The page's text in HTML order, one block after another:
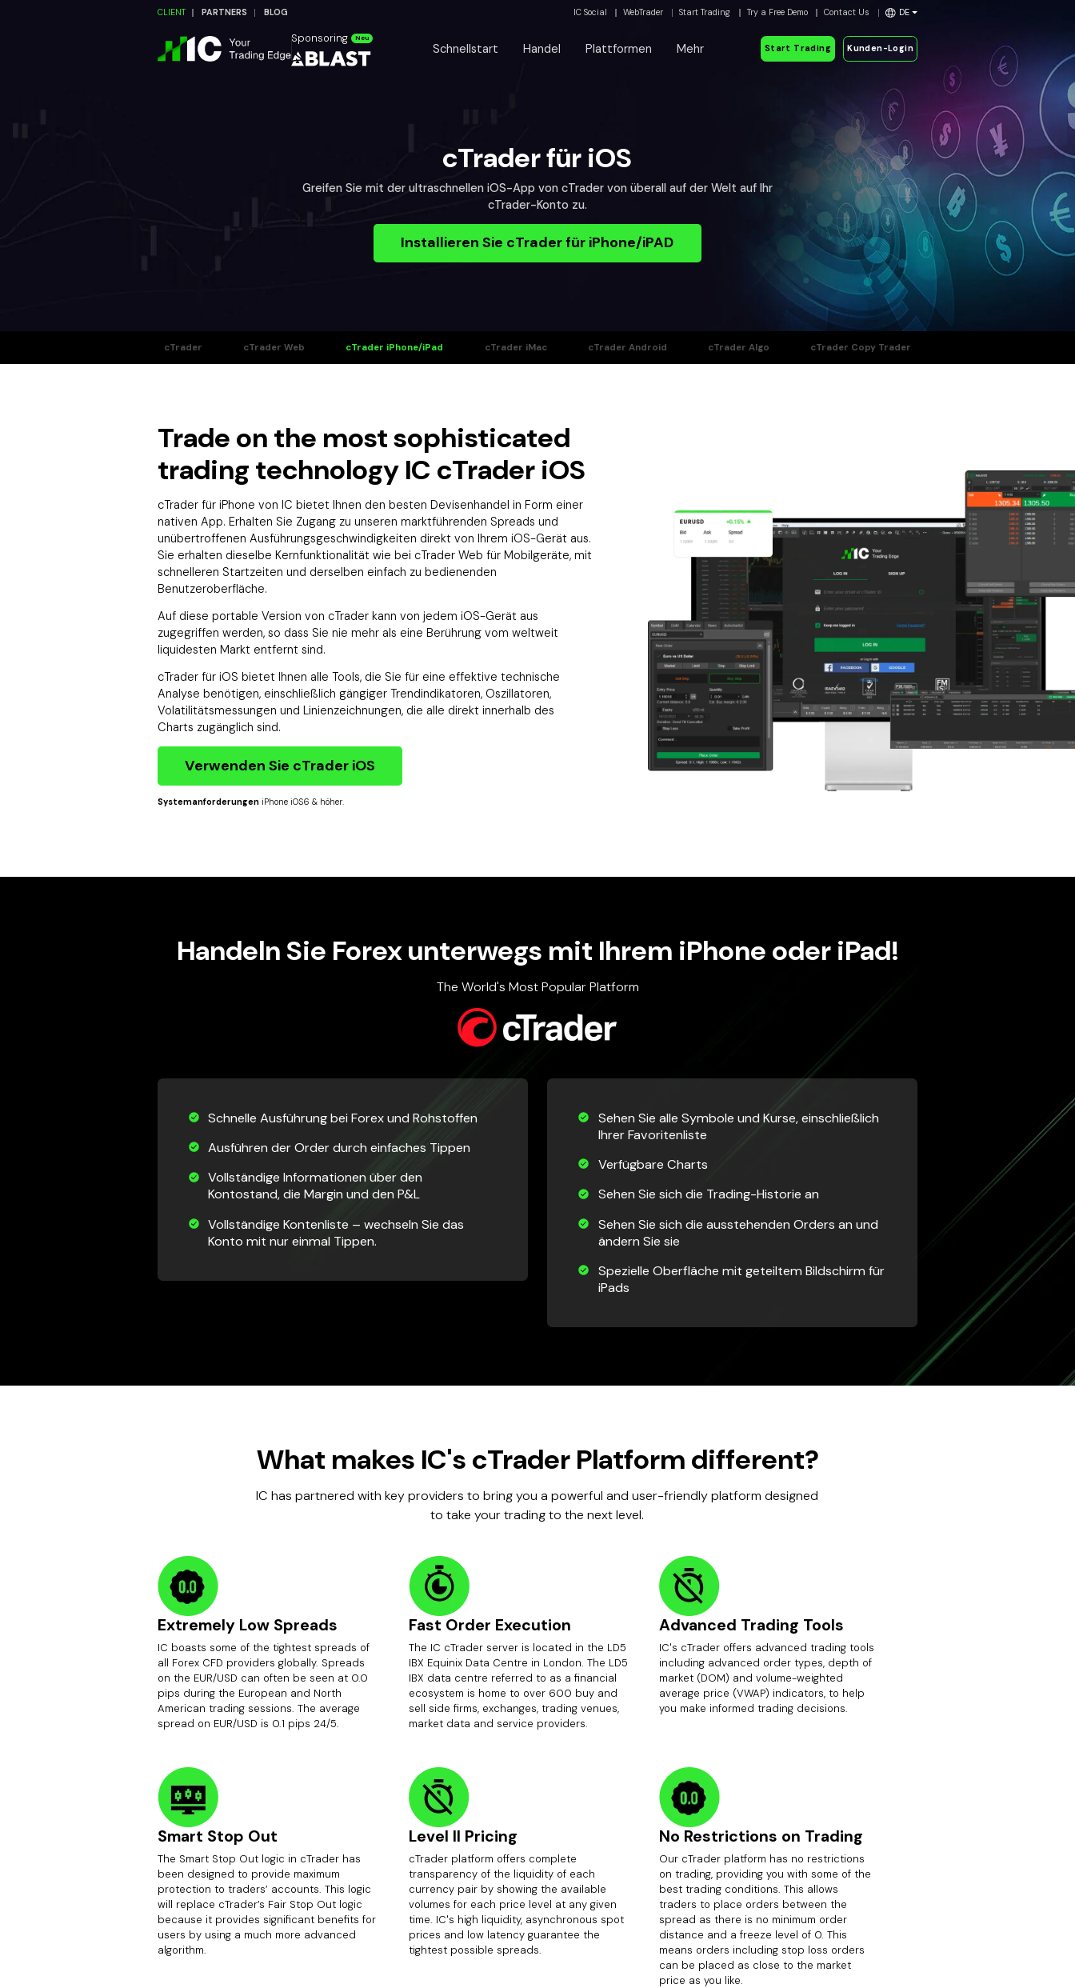
CLIENT PARTNERS BLOG IC Social WebTrader Start Trading Try a Free Demo Contact Us DE
Sponsoring Neu
Schnellstart Handel Plattformen Mehr Start Trading Kunden-Login
cTrader für iOS
Greifen Sie mit der ultraschnellen iOS-App von cTrader von überall auf der Welt auf Ihr
cTrader-Konto zu.
Installieren Sie cTrader für iPhone/iPAD
cTrader cTrader Web cTrader iPhone/iPad cTrader iMac cTrader Android cTrader Algo cTrader Copy Trader
Trade on the most sophisticated
trading technology IC cTrader iOS
cTrader für iPhone von IC bietet Ihnen den besten Devisenhandel in Form einer
nativen App. Erhalten Sie Zugang zu unseren marktführenden Spreads und
unübertroffenen Ausführungsgeschwindigkeiten direkt von Ihrem iOS-Gerät aus.
Sie erhalten dieselbe Kernfunktionalität wie bei cTrader Web für Mobilgeräte, mit
schnelleren Startzeiten und derselben einfach zu bedienenden
Benutzeroberfläche.
Auf diese portable Version von cTrader kann von jedem iOS-Gerät aus
zugegriffen werden, so dass Sie nie mehr als eine Berührung vom weltweit
liquidesten Markt entfernt sind.
cTrader für iOS bietet Ihnen alle Tools, die Sie für eine effektive technische
Analyse benötigen, einschließlich gängiger Trendindikatoren, Oszillatoren,
Volatilitätsmessungen und Linienzeichnungen, die alle direkt innerhalb des
Charts zugänglich sind.
Verwenden Sie cTrader iOS
Systemanforderungen iPhone iOS6 & höher.
Handeln Sie Forex unterwegs mit Ihrem iPhone oder iPad!
The World's Most Popular Platform
Schnelle Ausführung bei Forex und Rohstoffen
Ausführen der Order durch einfaches Tippen
Vollständige Informationen über den
Kontostand, die Margin und den P&L
Vollständige Kontenliste – wechseln Sie das
Konto mit nur einmal Tippen.
Sehen Sie alle Symbole und Kurse, einschließlich
Ihrer Favoritenliste
Verfügbare Charts
Sehen Sie sich die Trading-Historie an
Sehen Sie sich die ausstehenden Orders an und
ändern Sie sie
Spezielle Oberfläche mit geteiltem Bildschirm für
iPads
What makes IC's cTrader Platform different?
IC has partnered with key providers to bring you a powerful and user-friendly platform designed
to take your trading to the next level.
Extremely Low Spreads
IC boasts some of the tightest spreads of
all Forex CFD providers globally. Spreads
on the EUR/USD can often be seen at 0.0
pips during the European and North
American trading sessions. The average
spread on EUR/USD is 0.1 pips 24/5.
Fast Order Execution
The IC cTrader server is located in the LD5
IBX Equinix Data Centre in London. The LD5
IBX data centre referred to as a financial
ecosystem is home to over 600 buy and
sell side firms, exchanges, trading venues,
market data and service providers.
Advanced Trading Tools
IC's cTrader offers advanced trading tools
including advanced order types, depth of
market (DOM) and volume-weighted
average price (VWAP) indicators, to help
you make informed trading decisions.
Smart Stop Out
The Smart Stop Out logic in cTrader has
been designed to provide maximum
protection to traders’ accounts. This logic
will replace cTrader’s Fair Stop Out logic
because it provides significant benefits for
users by using a much more advanced
algorithm.
Level II Pricing
cTrader platform offers complete
transparency of the liquidity of each
currency pair by showing the available
volumes for each price level at any given
time. IC's high liquidity, asynchronous spot
prices and low latency guarantee the
tightest possible spreads.
No Restrictions on Trading
Our cTrader platform has no restrictions
on trading, providing you with some of the
best trading conditions. This allows
traders to place orders between the
spread as there is no minimum order
distance and a freeze level of 0. This
means orders including stop loss orders
can be placed as close to the market
price as you like.